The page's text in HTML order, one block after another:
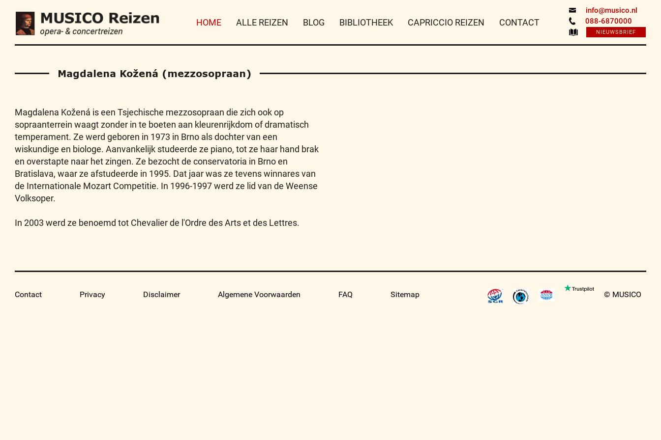
info@musico.nl
088-6870000
NIEUWSBRIEF
HOME ALLE REIZEN BLOG BIBLIOTHEEK CAPRICCIO REIZEN CONTACT
Magdalena Kožená (mezzosopraan)
Magdalena Kožená is een Tsjechische mezzosopraan die zich ook op
sopraanterrein waagt zonder in te boeten aan kleurenrijkdom of dramatisch
temperament. Ze werd geboren in 1973 in Brno als dochter van een
wiskundige en biologe. Aanvankelijk studeerde ze piano, tot ze haar hand brak
en overstapte naar het zingen. Ze bezocht de conservatoria in Brno en
Bratislava, waar ze afstudeerde in 1995. Dat jaar was ze tevens winnares van
de Internationale Mozart Competitie. In 1996-1997 werd ze lid van de Weense
Volksoper.
In 2003 werd ze benoemd tot Chevalier de l'Ordre des Arts et des Lettres.
Contact Privacy Disclaimer Algemene Voorwaarden FAQ Sitemap © MUSICO